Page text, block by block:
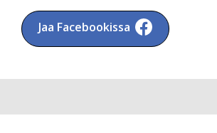
Jaa Facebookissa